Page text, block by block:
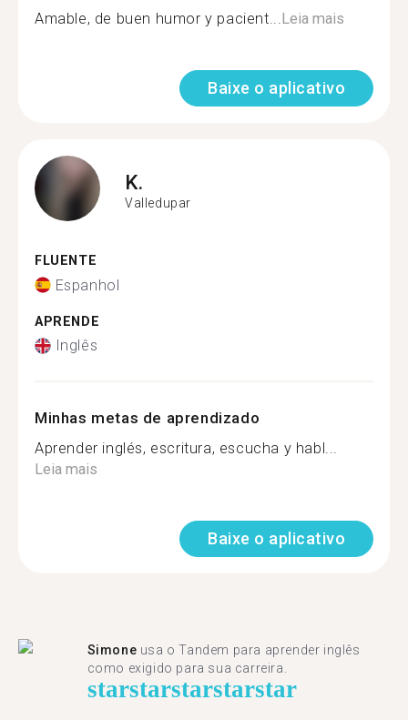
Amable, de buen humor y pacient...Leia mais
Baixe o aplicativo
K.
Valledupar
FLUENTE
Espanhol
APRENDE
Inglês
Minhas metas de aprendizado
Aprender inglés, escritura, escucha y habl...
Leia mais
Baixe o aplicativo
Simone usa o Tandem para aprender inglês
como exigido para sua carreira.
starstarstarstarstar